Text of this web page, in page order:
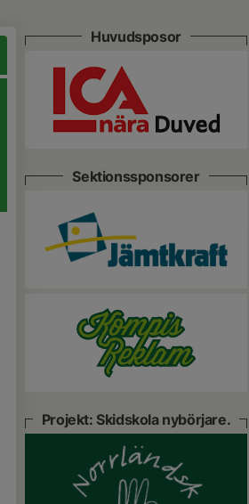
Huvudsposor
Sektionssponsorer
Projekt: Skidskola nybörjare.